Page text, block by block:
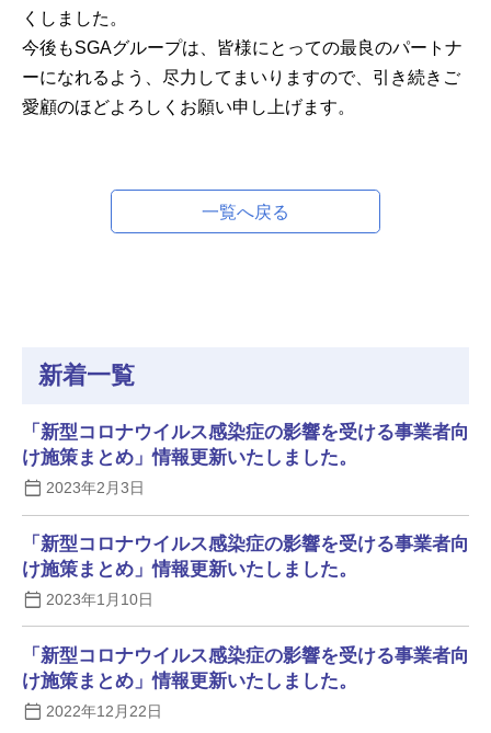
くしました。
今後もSGAグループは、皆様にとっての最良のパートナ
ーになれるよう、尽力してまいりますので、引き続きご
愛顧のほどよろしくお願い申し上げます。
一覧へ戻る
新着一覧
「新型コロナウイルス感染症の影響を受ける事業者向
け施策まとめ」情報更新いたしました。
2023年2月3日
「新型コロナウイルス感染症の影響を受ける事業者向
け施策まとめ」情報更新いたしました。
2023年1月10日
「新型コロナウイルス感染症の影響を受ける事業者向
け施策まとめ」情報更新いたしました。
2022年12月22日